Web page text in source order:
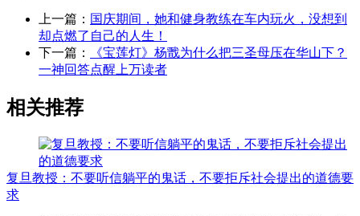
上一篇： 国庆期间，她和健身教练在车内玩火，没想到
却点燃了自己的人生！
下一篇：
《宝莲灯》杨戬为什么把三圣母压在华山下？
一神回答点醒上万读者
相关推荐
复旦教授：不要听信躺平的鬼话，不要拒斥社会提出的道德要
求